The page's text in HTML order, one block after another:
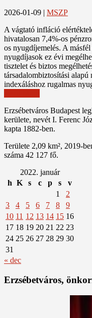
2026-01-09 | MSZP
A vágtató infláció
hivatalosan 7,4%-os
os nyugdíjemelés. A
nyugdíjasok ez évi
tisztelet és biztos
társadalombiztosítási alapú
indexáláshoz rugalmas
Erzsébetváros Budapest
kerülete, nevét I. Ferenc
kapta 1882-ben.
Területe 2,09 km², 2019-
száma 42 127 fő.
2022. január
h K s c p s
v
1
2
3
4 5 6 7 8
9
10 11 12 13 14 15 16
17 18 19 20 21 22 23
24 25 26 27 28 29 30
31
« dec
Erzsébetváros,